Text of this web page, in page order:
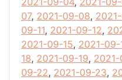
07, 2021-09-08,
09-11, 2021-09-12,
2021-09-15, 2021-09-
18, 2021-09-19,
09-22, 2021-09-23,